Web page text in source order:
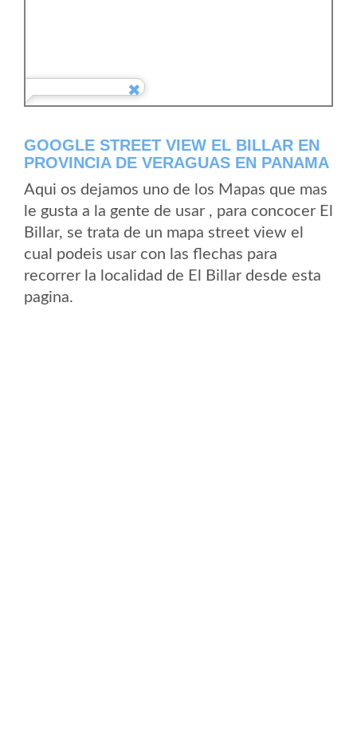
GOOGLE STREET VIEW EL BILLAR EN
PROVINCIA DE VERAGUAS EN PANAMA
Aqui os dejamos uno de los Mapas que mas
le gusta a la gente de usar , para concocer El
Billar, se trata de un mapa street view el
cual podeis usar con las flechas para
recorrer la localidad de El Billar desde esta
pagina.